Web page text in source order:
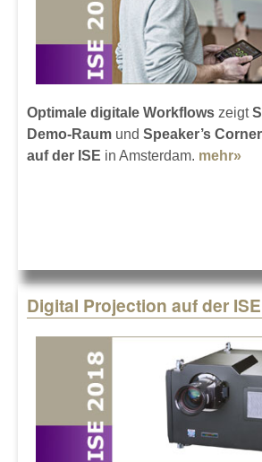
Optimale digitale Workflows zeigt
Demo-Raum und Speaker’s Corner
auf der ISE in Amsterdam. mehr»
Digital Projection auf der